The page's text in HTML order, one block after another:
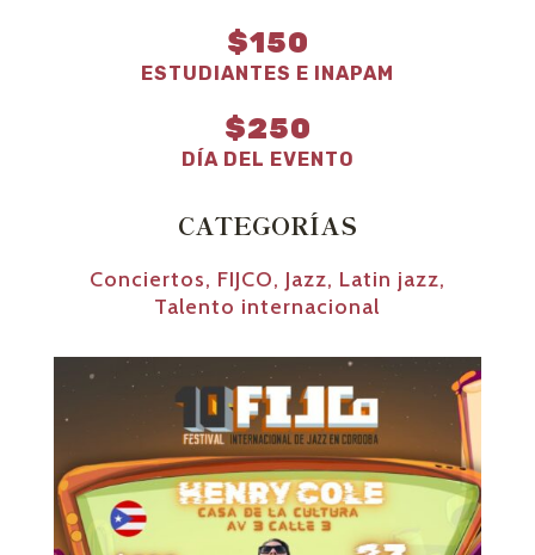
$150
ESTUDIANTES E INAPAM
$250
DÍA DEL EVENTO
CATEGORÍAS
Conciertos, FIJCO, Jazz, Latin jazz,
Talento internacional